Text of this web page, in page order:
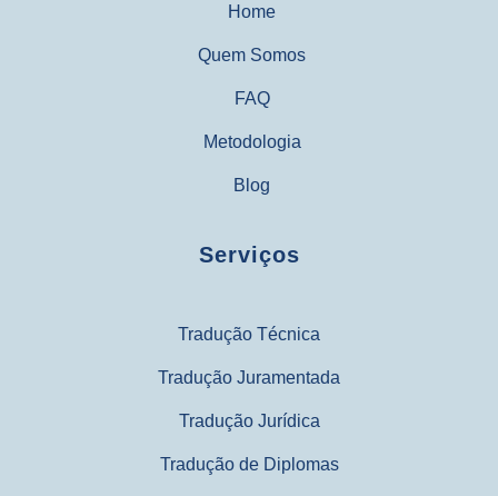
Home
Quem Somos
FAQ
Metodologia
Blog
Serviços
Tradução Técnica
Tradução Juramentada
Tradução Jurídica
Tradução de Diplomas